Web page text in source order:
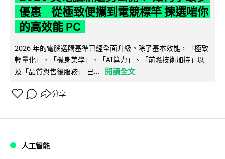
優惠 從極致便攜到電競標竿 揀選啱你
的高效能 PC
2026 年的電腦選購基準已經全面升級。除了基本效能，「極致
輕量化」、「機身美學」、「AI算力」、「前瞻技術加持」以
及「品質與售後服務」 已...
閱讀全文
分享
人工智能